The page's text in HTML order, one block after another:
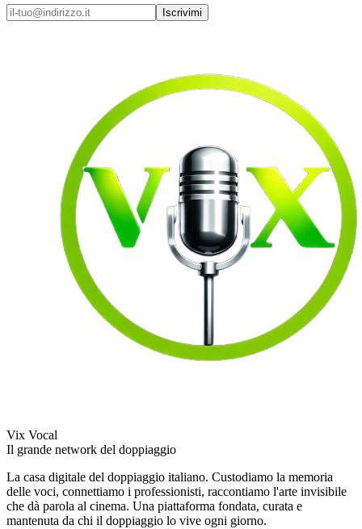
Iscrivimi
Vix Vocal
Il grande network del doppiaggio
La casa digitale del doppiaggio italiano. Custodiamo la memoria
delle voci, connettiamo i professionisti, raccontiamo l'arte invisibile
che dà parola al cinema. Una piattaforma fondata, curata e
mantenuta da chi il doppiaggio lo vive ogni giorno.